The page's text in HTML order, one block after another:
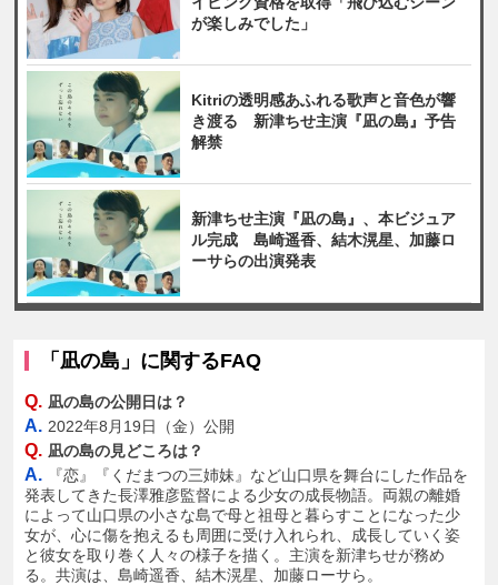
が楽しみでした」
Kitriの透明感あふれる歌声と音色が響
き渡る 新津ちせ主演『凪の島』予告
解禁
新津ちせ主演『凪の島』、本ビジュア
ル完成 島崎遥香、結木滉星、加藤ロ
ーサらの出演発表
「凪の島」に関するFAQ
Q. 凪の島の公開日は？
A. 2022年8月19日（金）公開
Q. 凪の島の見どころは？
A.
『恋』『くだまつの三姉妹』など山口県を舞台にした作品を
発表してきた長澤雅彦監督による少女の成長物語。両親の離婚
によって山口県の小さな島で母と祖母と暮らすことになった少
女が、心に傷を抱えるも周囲に受け入れられ、成長していく姿
と彼女を取り巻く人々の様子を描く。主演を新津ちせが務め
る。共演は、島崎遥香、結木滉星、加藤ローサら。